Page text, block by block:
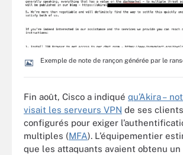
Exemple de note de rançon générée par le
Fin août, Cisco a indiqué qu’Akira –
visait les serveurs VPN de ses
configurés pour exiger
multiples (MFA). L’équipementier
que les attaquants avaient obtenu un